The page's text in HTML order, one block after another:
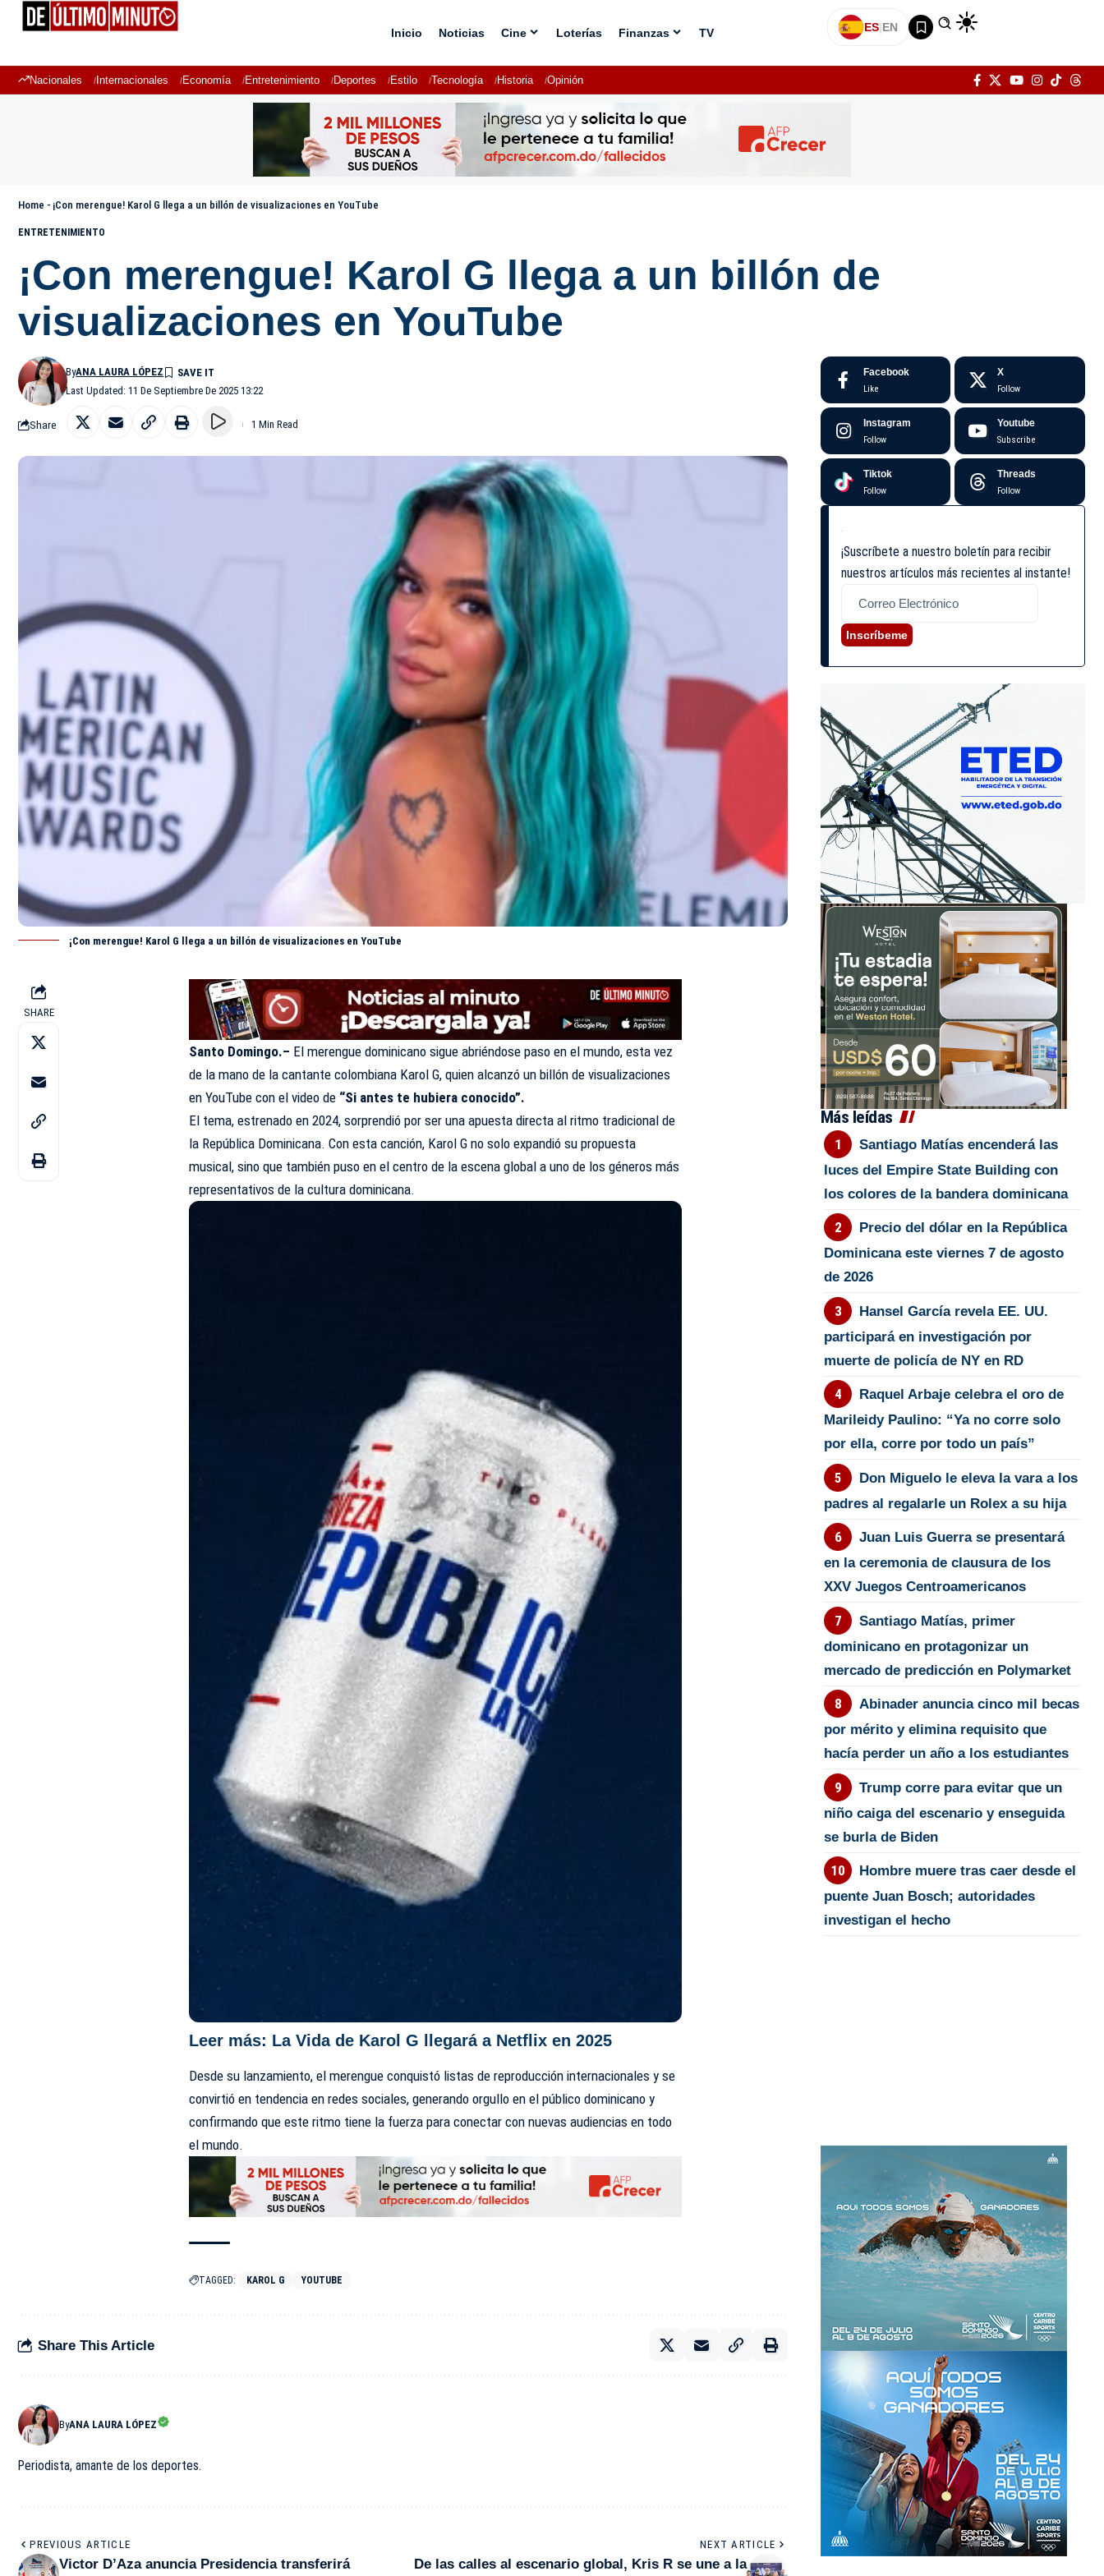
Inicio Noticias Cine Loterías Finanzas TV ES|EN
Nacionales Internacionales Economía Entretenimiento Deportes Estilo Tecnología Historia Opinión
Home - ¡Con merengue! Karol G llega a un billón de visualizaciones en YouTube
ENTRETENIMIENTO
¡Con merengue! Karol G llega a un billón de
visualizaciones en YouTube
Last Updated: 11 De Septiembre De 2025 13:22
ByANA LAURA LÓPEZ
Share 1 Min Read
¡Con merengue! Karol G llega a un billón de visualizaciones en YouTube
SHARE
Santo Domingo.– El merengue dominicano sigue abriéndose paso en el mundo, esta vez
de la mano de la cantante colombiana Karol G, quien alcanzó un billón de visualizaciones
en YouTube con el video de “Si antes te hubiera conocido”.
El tema, estrenado en 2024, sorprendió por ser una apuesta directa al ritmo tradicional de
la República Dominicana. Con esta canción, Karol G no solo expandió su propuesta
musical, sino que también puso en el centro de la escena global a uno de los géneros más
representativos de la cultura dominicana.
Leer más: La Vida de Karol G llegará a Netflix en 2025
Desde su lanzamiento, el merengue conquistó listas de reproducción internacionales y se
convirtió en tendencia en redes sociales, generando orgullo en el público dominicano y
confirmando que este ritmo tiene la fuerza para conectar con nuevas audiencias en todo
el mundo.
TAGGED: KAROL G YOUTUBE
Share This Article
ByANA LAURA LÓPEZ
Periodista, amante de los deportes.
PREVIOUS ARTICLE
Victor D’Aza anuncia Presidencia transferirá
NEXT ARTICLE
De las calles al escenario global, Kris R se une a la
Facebook
Like
X
Follow
Instagram
Follow
Youtube
Subscribe
Tiktok
Follow
Threads
Follow
¡Suscríbete a nuestro boletín para recibir
nuestros artículos más recientes al instante!
Inscríbeme
Más leídas
Santiago Matías encenderá las
luces del Empire State Building con
los colores de la bandera dominicana
Precio del dólar en la República
Dominicana este viernes 7 de agosto
de 2026
Hansel García revela EE. UU.
participará en investigación por
muerte de policía de NY en RD
Raquel Arbaje celebra el oro de
Marileidy Paulino: “Ya no corre solo
por ella, corre por todo un país”
Don Miguelo le eleva la vara a los
padres al regalarle un Rolex a su hija
Juan Luis Guerra se presentará
en la ceremonia de clausura de los
XXV Juegos Centroamericanos
Santiago Matías, primer
dominicano en protagonizar un
mercado de predicción en Polymarket
Abinader anuncia cinco mil becas
por mérito y elimina requisito que
hacía perder un año a los estudiantes
Trump corre para evitar que un
niño caiga del escenario y enseguida
se burla de Biden
Hombre muere tras caer desde el
puente Juan Bosch; autoridades
investigan el hecho